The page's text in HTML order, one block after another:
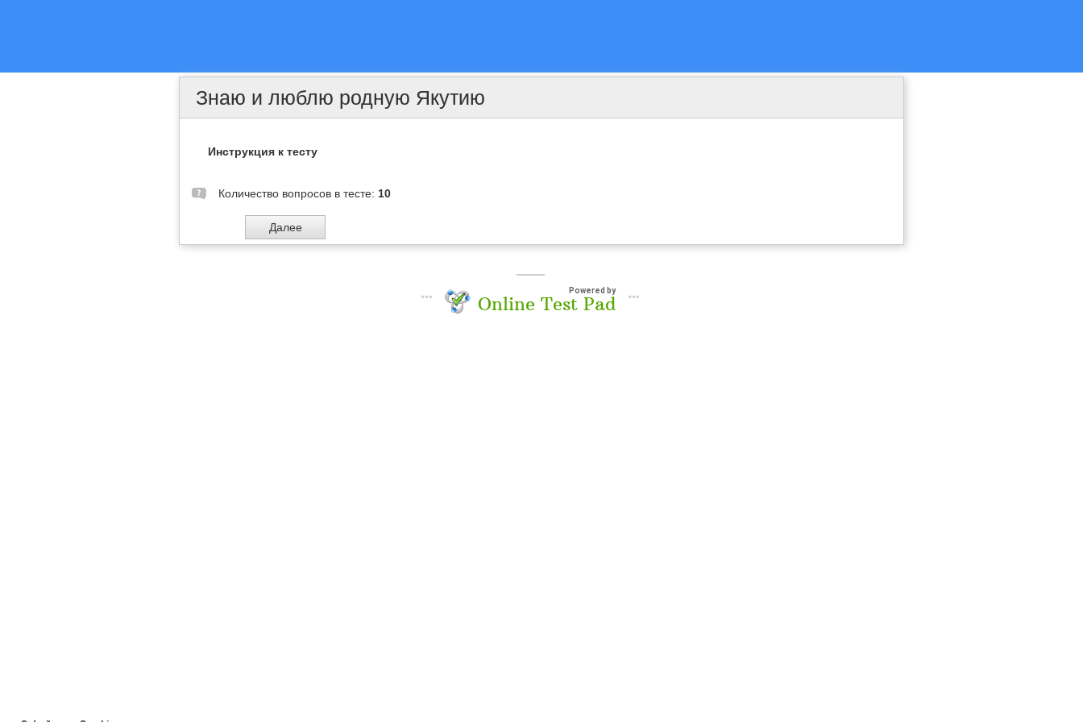
Знаю и люблю родную Якутию
Инструкция к тесту
Количество вопросов в тесте: 10
Powered by
Online Test Pad